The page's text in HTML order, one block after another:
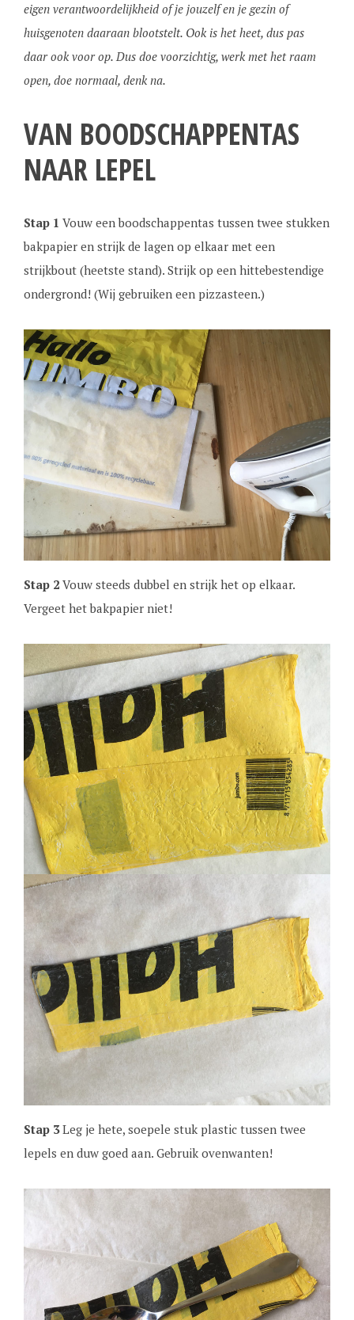
eigen verantwoordelijkheid of je jouzelf en je gezin of
huisgenoten daaraan blootstelt. Ook is het heet, dus pas
daar ook voor op. Dus doe voorzichtig, werk met het raam
open, doe normaal, denk na.
VAN BOODSCHAPPENTAS
NAAR LEPEL
Stap 1 Vouw een boodschappentas tussen twee stukken
bakpapier en strijk de lagen op elkaar met een
strijkbout (heetste stand). Strijk op een hittebestendige
ondergrond! (Wij gebruiken een pizzasteen.)
Stap 2Vouw steeds dubbel en strijk het op elkaar.
Vergeet het bakpapier niet!
Stap 3Leg je hete, soepele stuk plastic tussen twee
lepels en duw goed aan. Gebruik ovenwanten!